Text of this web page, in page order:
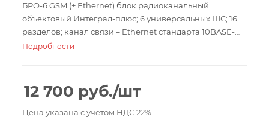
БРО-6 GSM (+ Ethernet) блок радиоканальный
объектовый Интеграл-плюс; 6 универсальных ШС; 16
разделов; канал связи – Ethernet стандарта 10BASE-
T/100BASE-TX; GSM GPRS (в случае отсутствия
хозорганов; RS-485; 160х110х45 мм; 0,3 кг.
Подробности
12 700 руб./шт
Цена указана с учетом НДС 22%